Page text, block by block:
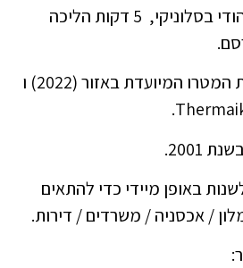
200 מ' מהמוזיאון היהודי בסלוניקי, 5 דקות הליכה
5 דקות הליכה מתחנת המטרו המיועדת באזור (2022) ו
2001.
באופן מיידי כדי להתאים
/ אכסניה / משרדים / דירות.